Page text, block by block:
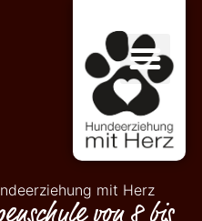
mit Herz
von 8 bis